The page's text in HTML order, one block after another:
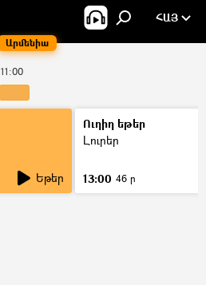
Արմենիա
ՀԱՅ
11:00
Եթեր
Ուղիղ եթեր
Լուրեր
13:00 46 ր